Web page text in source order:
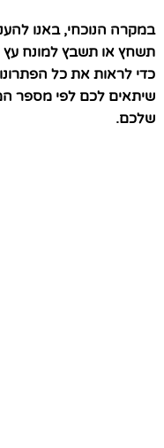
במקרה הנוכחי, באנו
תשחץ או תשבץ למונח עץ
כדי לראות את כל
שיתאים לכם לפי מספר
שלכם.